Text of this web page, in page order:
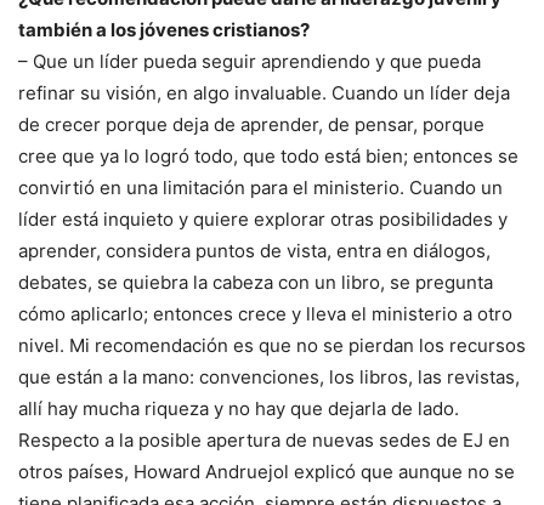
también a los jóvenes cristianos?
– Que un líder pueda seguir aprendiendo y que pueda
refinar su visión, en algo invaluable. Cuando un líder deja
de crecer porque deja de aprender, de pensar, porque
cree que ya lo logró todo, que todo está bien; entonces se
convirtió en una limitación para el ministerio. Cuando un
líder está inquieto y quiere explorar otras posibilidades y
aprender, considera puntos de vista, entra en diálogos,
debates, se quiebra la cabeza con un libro, se pregunta
cómo aplicarlo; entonces crece y lleva el ministerio a otro
nivel. Mi recomendación es que no se pierdan los recursos
que están a la mano: convenciones, los libros, las revistas,
allí hay mucha riqueza y no hay que dejarla de lado.
Respecto a la posible apertura de nuevas sedes de EJ en
otros países, Howard Andruejol explicó que aunque no se